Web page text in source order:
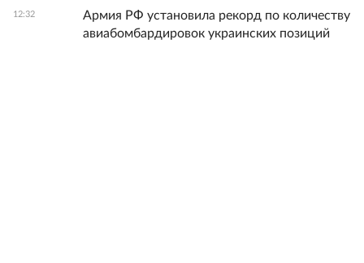
12:32
Армия РФ установила рекорд по количеству
авиабомбардировок украинских позиций